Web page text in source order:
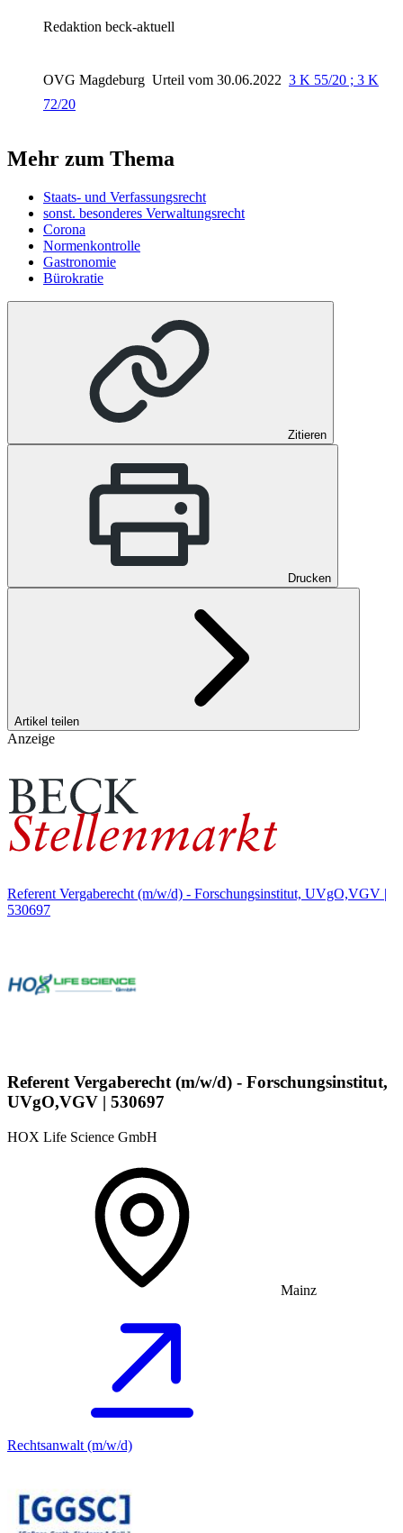
Redaktion beck-aktuell
OVG Magdeburg Urteil vom 30.06.2022 3 K 55/20 ; 3 K
72/20
Mehr zum Thema
Staats- und Verfassungsrecht
sonst. besonderes Verwaltungsrecht
Corona
Normenkontrolle
Gastronomie
Bürokratie
Zitieren
Drucken
Artikel teilen
Anzeige
Referent Vergaberecht (m/w/d) - Forschungsinstitut, UVgO,VGV |
530697
Referent Vergaberecht (m/w/d) - Forschungsinstitut,
UVgO,VGV | 530697
HOX Life Science GmbH
Mainz
Rechtsanwalt (m/w/d)